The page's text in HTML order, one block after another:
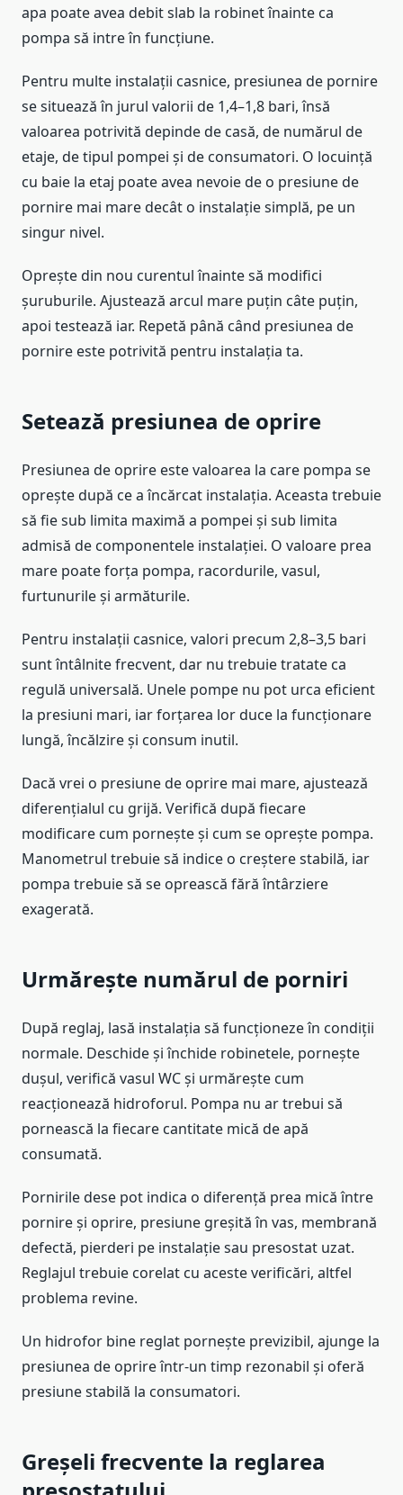
apa poate avea debit slab la robinet înainte ca
pompa să intre în funcțiune.
Pentru multe instalații casnice, presiunea de pornire
se situează în jurul valorii de 1,4–1,8 bari, însă
valoarea potrivită depinde de casă, de numărul de
etaje, de tipul pompei și de consumatori. O locuință
cu baie la etaj poate avea nevoie de o presiune de
pornire mai mare decât o instalație simplă, pe un
singur nivel.
Oprește din nou curentul înainte să modifici
șuruburile. Ajustează arcul mare puțin câte puțin,
apoi testează iar. Repetă până când presiunea de
pornire este potrivită pentru instalația ta.
Setează presiunea de oprire
Presiunea de oprire este valoarea la care pompa se
oprește după ce a încărcat instalația. Aceasta trebuie
să fie sub limita maximă a pompei și sub limita
admisă de componentele instalației. O valoare prea
mare poate forța pompa, racordurile, vasul,
furtunurile și armăturile.
Pentru instalații casnice, valori precum 2,8–3,5 bari
sunt întâlnite frecvent, dar nu trebuie tratate ca
regulă universală. Unele pompe nu pot urca eficient
la presiuni mari, iar forțarea lor duce la funcționare
lungă, încălzire și consum inutil.
Dacă vrei o presiune de oprire mai mare, ajustează
diferențialul cu grijă. Verifică după fiecare
modificare cum pornește și cum se oprește pompa.
Manometrul trebuie să indice o creștere stabilă, iar
pompa trebuie să se oprească fără întârziere
exagerată.
Urmărește numărul de porniri
După reglaj, lasă instalația să funcționeze în condiții
normale. Deschide și închide robinetele, pornește
dușul, verifică vasul WC și urmărește cum
reacționează hidroforul. Pompa nu ar trebui să
pornească la fiecare cantitate mică de apă
consumată.
Pornirile dese pot indica o diferență prea mică între
pornire și oprire, presiune greșită în vas, membrană
defectă, pierderi pe instalație sau presostat uzat.
Reglajul trebuie corelat cu aceste verificări, altfel
problema revine.
Un hidrofor bine reglat pornește previzibil, ajunge la
presiunea de oprire într-un timp rezonabil și oferă
presiune stabilă la consumatori.
Greșeli frecvente la reglarea